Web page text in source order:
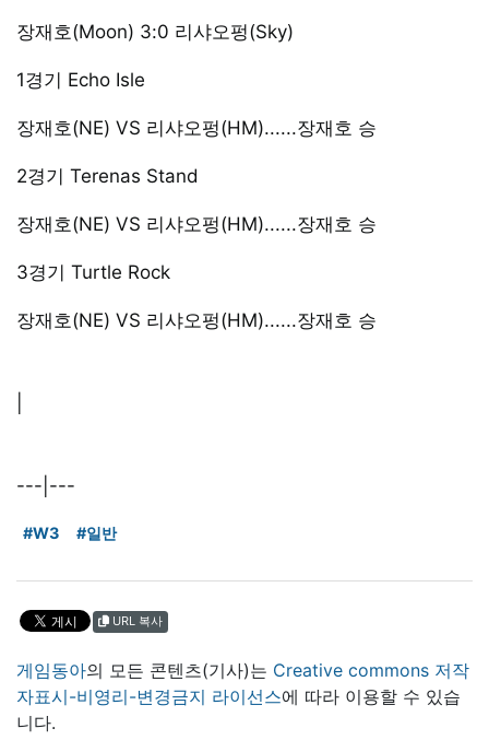
장재호(Moon) 3:0 리샤오펑(Sky)
1경기 Echo Isle
장재호(NE) VS 리샤오펑(HM)......장재호 승
2경기 Terenas Stand
장재호(NE) VS 리샤오펑(HM)......장재호 승
3경기 Turtle Rock
장재호(NE) VS 리샤오펑(HM)......장재호 승
---|---
#W3 #일반
URL 복사
게임동아의 모든 콘텐츠(기사)는 Creative commons 저작
자표시-비영리-변경금지 라이선스에 따라 이용할 수 있습
니다.